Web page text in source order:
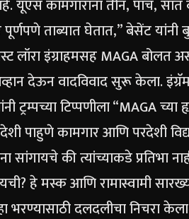
यूएस कामगारांना तीन, पाच, सात
ताब्यात घेतात,” बेसेंट यांनी
लॉरा इंग्राहमसह MAGA बोलत
देऊन वादविवाद सुरू केला.
ट्रम्पच्या टिप्पणीला “MAGA
पाहुणे कामगार आणि परदेशी
सांगायचे की त्यांच्याकडे प्रतिभा
हे मस्क आणि रामास्वामी
भरण्यासाठी दलदलीचा निचरा